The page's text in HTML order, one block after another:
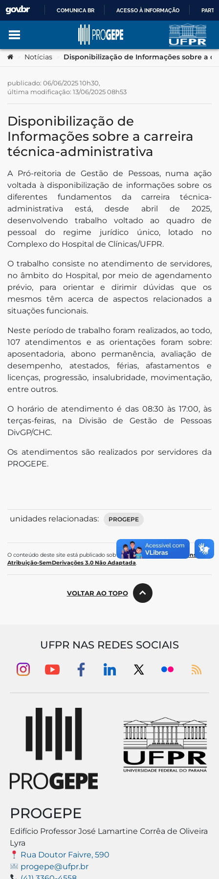
Ir para o conteúdo
IR
PARA
COMUNICA BR ACESSO À INFORMAÇÃO
portal
Você está aqui:
Notícias Disponibilização de Informações sobre a
Disponibilização de
Informações sobre a carreira
técnica-administrativa
publicado: 06/06/2025 10h30,
última modificação: 13/06/2025 08h53
A Pró-reitoria de Gestão de Pessoas, numa ação
voltada à disponibilização de informações sobre os
diferentes fundamentos da carreira técnica-
administrativa está, desde abril de 2025,
desenvolvendo trabalho voltado ao quadro de
pessoal do regime jurídico único, lotado no
Complexo do Hospital de Clínicas/UFPR.
O trabalho consiste no atendimento de servidores,
no âmbito do Hospital, por meio de agendamento
prévio, para orientar e dirimir dúvidas que os
mesmos têm acerca de aspectos relacionados a
situações funcionais.
Neste período de trabalho foram realizados, ao todo,
107 atendimentos e as orientações foram sobre:
aposentadoria, abono permanência, avaliação de
desempenho, atestados, férias, afastamentos e
licenças, progressão, insalubridade, movimentação,
entre outros.
O horário de atendimento é das 08:30 às 17:00, às
terças-feiras, na Divisão de Gestão de Pessoas
DivGP/CHC.
Os atendimentos são realizados por servidores da
PROGEPE.
unidades relacionadas: PROGEPE
O conteúdo deste site está publicado sob a licençaCreative Commons
Atribuição-SemDerivações 3.0 Não Adaptada
VOLTAR AO TOPO
UFPR NAS REDES SOCIAIS
PROGEPE
Edifício Professor José Lamartine Corrêa de Oliveira
Lyra
Rua Doutor Faivre, 590
progepe@ufpr.br